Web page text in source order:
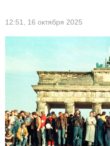
12:51, 16 октября 2025